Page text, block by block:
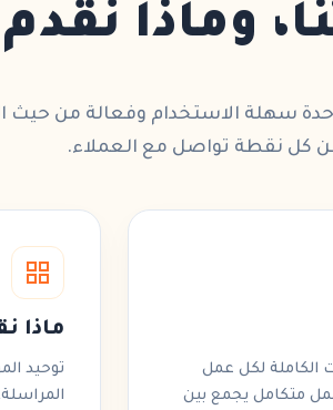
وماذا نقدم
سهلة الاستخدام وفعالة من حيث
كل نقطة تواصل مع العملاء.
الكاملة لكل عمل
متكامل يجمع بين
ماذا
توحيد
المراسلة